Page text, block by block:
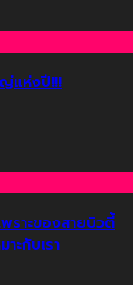
แห่งปี!!!
ราะของสายบิวตี้
ะกับเรา